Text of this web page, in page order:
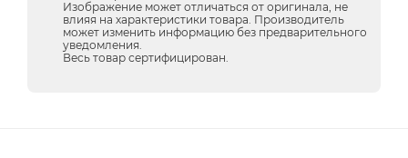
Изображение может отличаться от оригинала, не
влияя на характеристики товара. Производитель
может изменить информацию без предварительного
уведомления.
Весь товар сертифицирован.